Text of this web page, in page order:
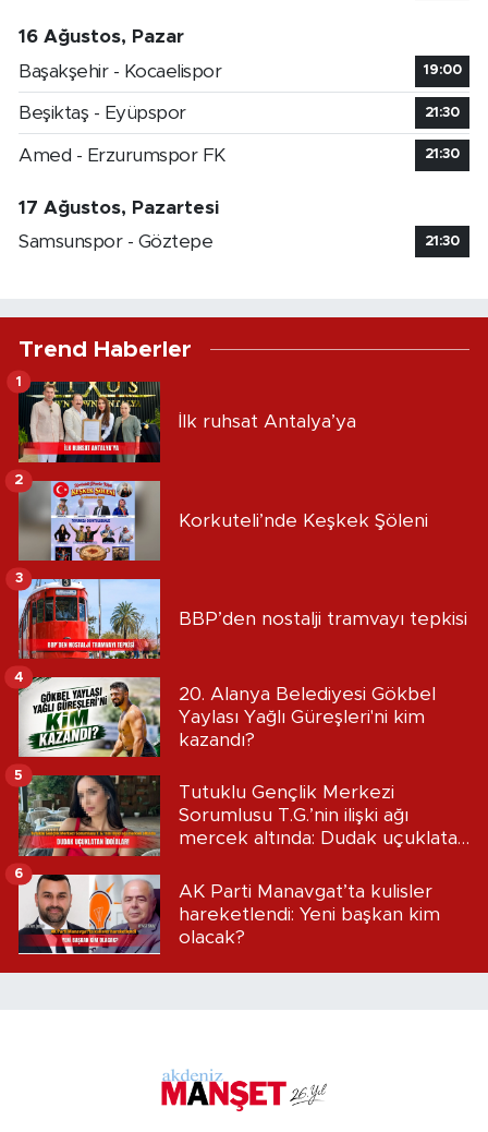
16 Ağustos, Pazar
Başakşehir - Kocaelispor
19:00
Beşiktaş - Eyüpspor 21:30
Amed - Erzurumspor FK 21:30
17 Ağustos, Pazartesi
Samsunspor - Göztepe
21:30
Trend Haberler
İlk ruhsat Antalya’ya
1
Korkuteli’nde Keşkek Şöleni
2
BBP’den nostalji tramvayı tepkisi
3
20. Alanya Belediyesi Gökbel
Yaylası Yağlı Güreşleri'ni kim
kazandı?
4
Tutuklu Gençlik Merkezi
Sorumlusu T.G.’nin ilişki ağı
mercek altında: Dudak uçuklatan
5
AK Parti Manavgat’ta kulisler
hareketlendi: Yeni başkan kim
olacak?
6